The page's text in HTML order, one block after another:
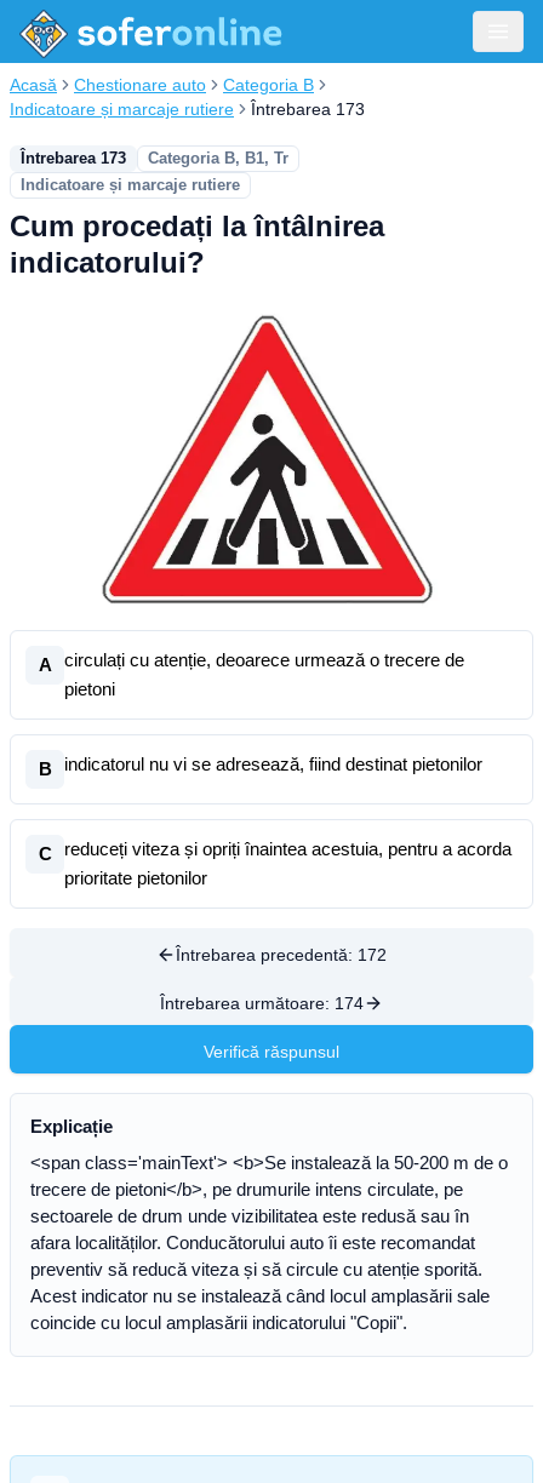
Acasă Chestionare auto
Categoria B
Indicatoare și marcaje rutiere
Întrebarea 173
Întrebarea 173
Categoria B, B1, Tr
Indicatoare și marcaje rutiere
Cum procedați la întâlnirea
indicatorului?
A
circulați cu atenție, deoarece urmează o trecere de
pietoni
B indicatorul nu vi se adresează, fiind destinat pietonilor
C
reduceți viteza și opriți înaintea acestuia, pentru a acorda
prioritate pietonilor
Întrebarea precedentă: 172
Întrebarea următoare: 174
Verifică răspunsul
Explicație
<span class='mainText'> <b>Se instalează la 50-200 m de o
trecere de pietoni</b>, pe drumurile intens circulate, pe
sectoarele de drum unde vizibilitatea este redusă sau în
afara localităților. Conducătorului auto îi este recomandat
preventiv să reducă viteza și să circule cu atenție sporită.
Acest indicator nu se instalează când locul amplasării sale
coincide cu locul amplasării indicatorului "Copii".